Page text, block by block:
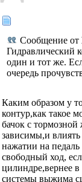
Сообщение от
Гидравлический
один и тот же.
очередь
Каким образом у
контур,как такое
бачок с
зависимы,и
нажатии на
свободный ход,
цилиндре,вернее
системы выжима